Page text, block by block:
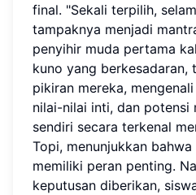
final. "Sekali terpilih,
tampaknya menjadi
penyihir muda pertama
kuno yang berkesadaran,
pikiran mereka,
nilai-nilai inti, dan potensi
sendiri secara terkenal
Topi, menunjukkan
memiliki peran penting.
keputusan diberikan,